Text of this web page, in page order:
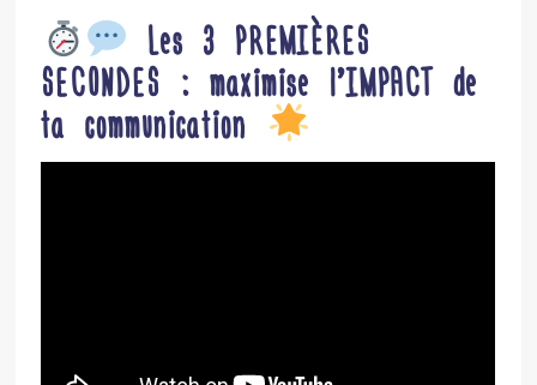
Les 3 PREMIÈRES
SECONDES : maximise l’IMPACT de
ta communication